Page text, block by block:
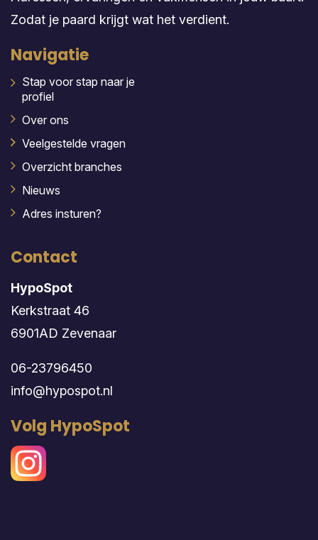
Zodat je paard krijgt wat het verdient.
Navigatie
Stap voor stap naar je
profiel
Over ons
Veelgestelde vragen
Overzicht branches
Nieuws
Adres insturen?
Contact
HypoSpot
Kerkstraat 46
6901AD Zevenaar
06-23796450
info@hypospot.nl
Volg HypoSpot